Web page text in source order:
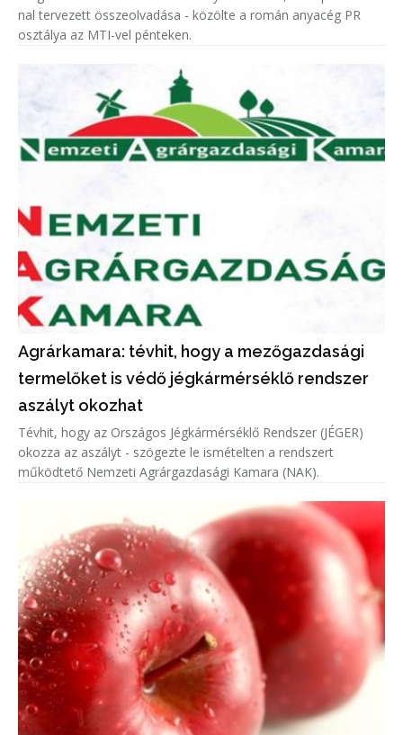
nal tervezett összeolvadása - közölte a román anyacég PR
osztálya az MTI-vel pénteken.
Agrárkamara: tévhit, hogy a mezőgazdasági
termelőket is védő jégkármérséklő rendszer
aszályt okozhat
Tévhit, hogy az Országos Jégkármérséklő Rendszer (JÉGER)
okozza az aszályt - szögezte le ismételten a rendszert
működtető Nemzeti Agrárgazdasági Kamara (NAK).